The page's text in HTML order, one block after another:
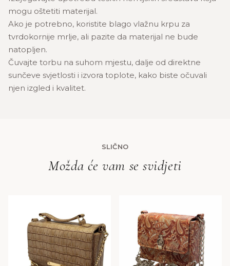
mogu oštetiti materijal.
Ako je potrebno, koristite blago vlažnu krpu za
tvrdokornije mrlje, ali pazite da materijal ne bude
natopljen.
Čuvajte torbu na suhom mjestu, dalje od direktne
sunčeve svjetlosti i izvora toplote, kako biste očuvali
njen izgled i kvalitet.
SLIČNO
Možda će vam se svidjeti